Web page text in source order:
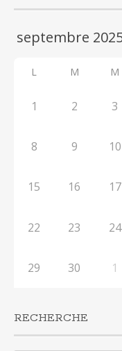
L M M
1 2 3
8 9 10
15 16 17
22 23 24
29 30 1
RECHERCHE